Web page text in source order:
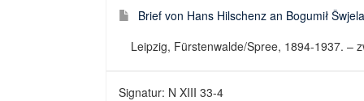
Brief von Hans Hilschenz an Bogumił
Leipzig, Fürstenwalde/Spree, 1894-1937. –
Signatur: N XIII 33-4